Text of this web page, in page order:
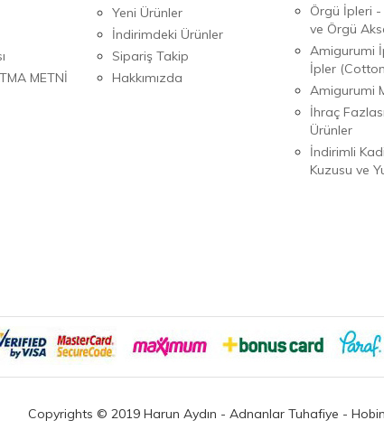
METNİ
Yeni Ürünler
İndirimdeki Ürünler
Sipariş Takip
Hakkımızda
Örgü İpleri -
ve Örgü
Amigurumi
İpler
Amigurumi
İhraç
Ürünler
İndirimli
Kuzusu ve
Copyrights © 2019 Harun Aydın - Adnanlar Tuhafiye -